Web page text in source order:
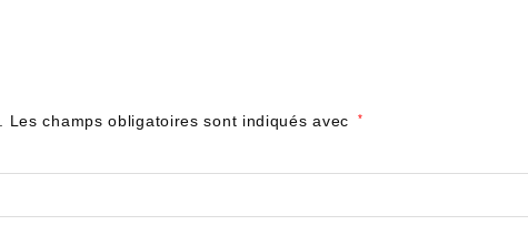
Les champs obligatoires sont indiqués avec *